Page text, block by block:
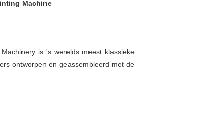
Machine
is 's werelds meest klassieke
ontworpen en geassembleerd met de